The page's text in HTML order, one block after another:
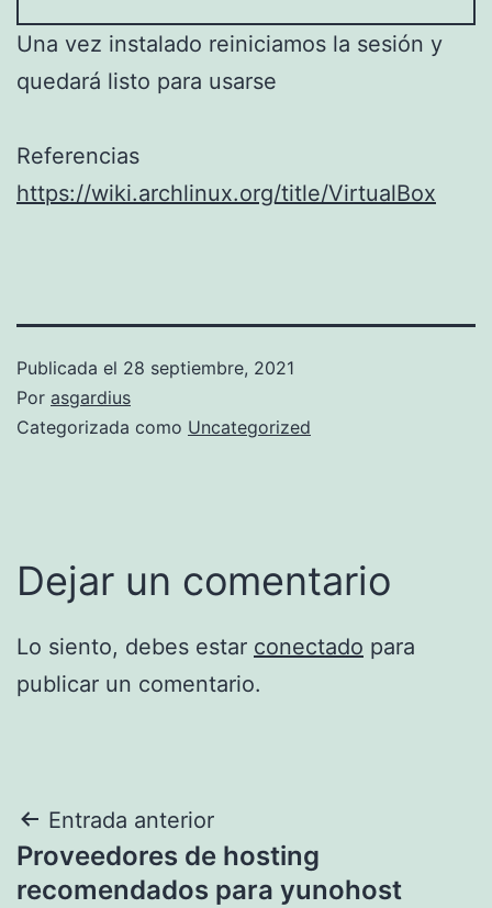
Una vez instalado reiniciamos la sesión y
quedará listo para usarse
Referencias
https://wiki.archlinux.org/title/VirtualBox
Publicada el 28 septiembre, 2021
Por asgardius
Categorizada como Uncategorized
Dejar un comentario
Lo siento, debes estar conectado para
publicar un comentario.
Navegación
de
Entrada anterior
Proveedores de hosting
recomendados para yunohost